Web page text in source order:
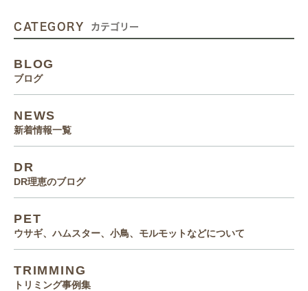
CATEGORY カテゴリー
BLOG
ブログ
NEWS
新着情報一覧
DR
DR理恵のブログ
PET
ウサギ、ハムスター、小鳥、モルモットなどについて
TRIMMING
トリミング事例集